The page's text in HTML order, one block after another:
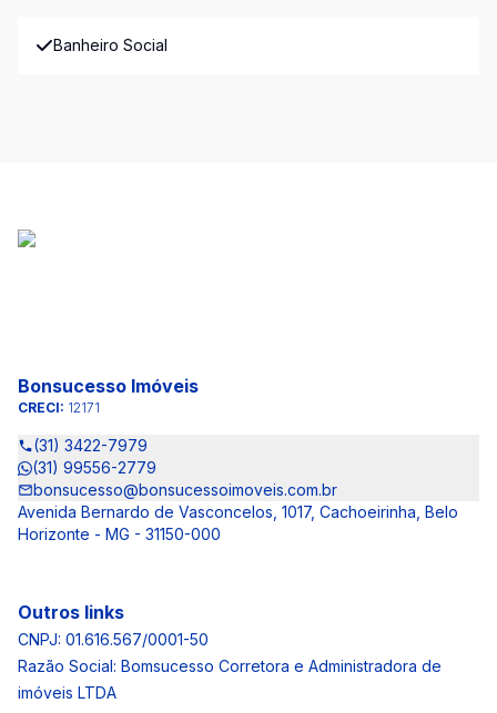
Banheiro Social
Bonsucesso Imóveis
CRECI: 12171
(31) 3422-7979
(31) 99556-2779
bonsucesso@bonsucessoimoveis.com.br
Avenida Bernardo de Vasconcelos, 1017, Cachoeirinha, Belo
Horizonte - MG - 31150-000
Outros links
CNPJ: 01.616.567/0001-50
Razão Social: Bomsucesso Corretora e Administradora de
imóveis LTDA